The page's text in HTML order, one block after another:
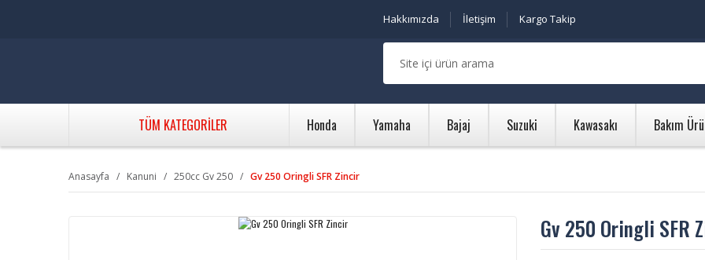
Hakkımızda İletişim Kargo Takip
TÜM KATEGORİLER Honda Yamaha Bajaj Suzuki Kawasakı Bakım
Anasayfa Kanuni 250cc Gv 250 Gv 250 Oringli SFR Zincir
Gv 250 Oringli SFR